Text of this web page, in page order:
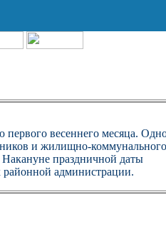
первого весеннего месяца.
и жилищно-коммунального
праздничной даты
районной администрации.